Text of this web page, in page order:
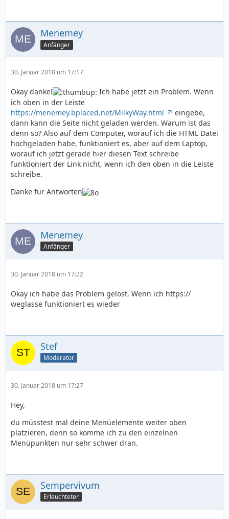
Menemey
Anfänger
30. Januar 2018 um 17:17
Okay danke!
Ich habe jetzt ein Problem. Wenn
ich oben in der Leiste
https://menemey.bplaced.net/MilkyWay.html
eingebe,
dann kann die Seite nicht geladen werden. Warum ist das
denn so? Also auf dem Computer, worauf ich die HTML Datei
hochgeladen habe, funktioniert es, aber auf dem Laptop,
worauf ich jetzt gerade hier diesen Text schreibe
funktioniert der Link nicht, wenn ich den oben in die Leiste
schreibe.
Danke für Antworten
Menemey
Anfänger
30. Januar 2018 um 17:22
Okay ich habe das Problem gelöst. Wenn ich https://
weglasse funktioniert es wieder
Stef
Moderator
30. Januar 2018 um 17:27
Hey,
du müsstest mal deine Menüelemente weiter oben
platzieren, denn so komme ich zu den einzelnen
Menüpunkten nur sehr schwer dran.
Sempervivum
Erleuchteter